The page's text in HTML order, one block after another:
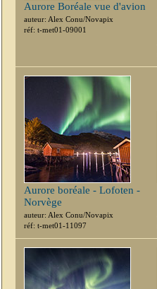
Aurore Boréale vue d'avion
auteur: Alex Conu/Novapix
réf: t-met01-09001
Aurore boréale - Lofoten -
Norvège
auteur: Alex Conu/Novapix
réf: t-met01-11097